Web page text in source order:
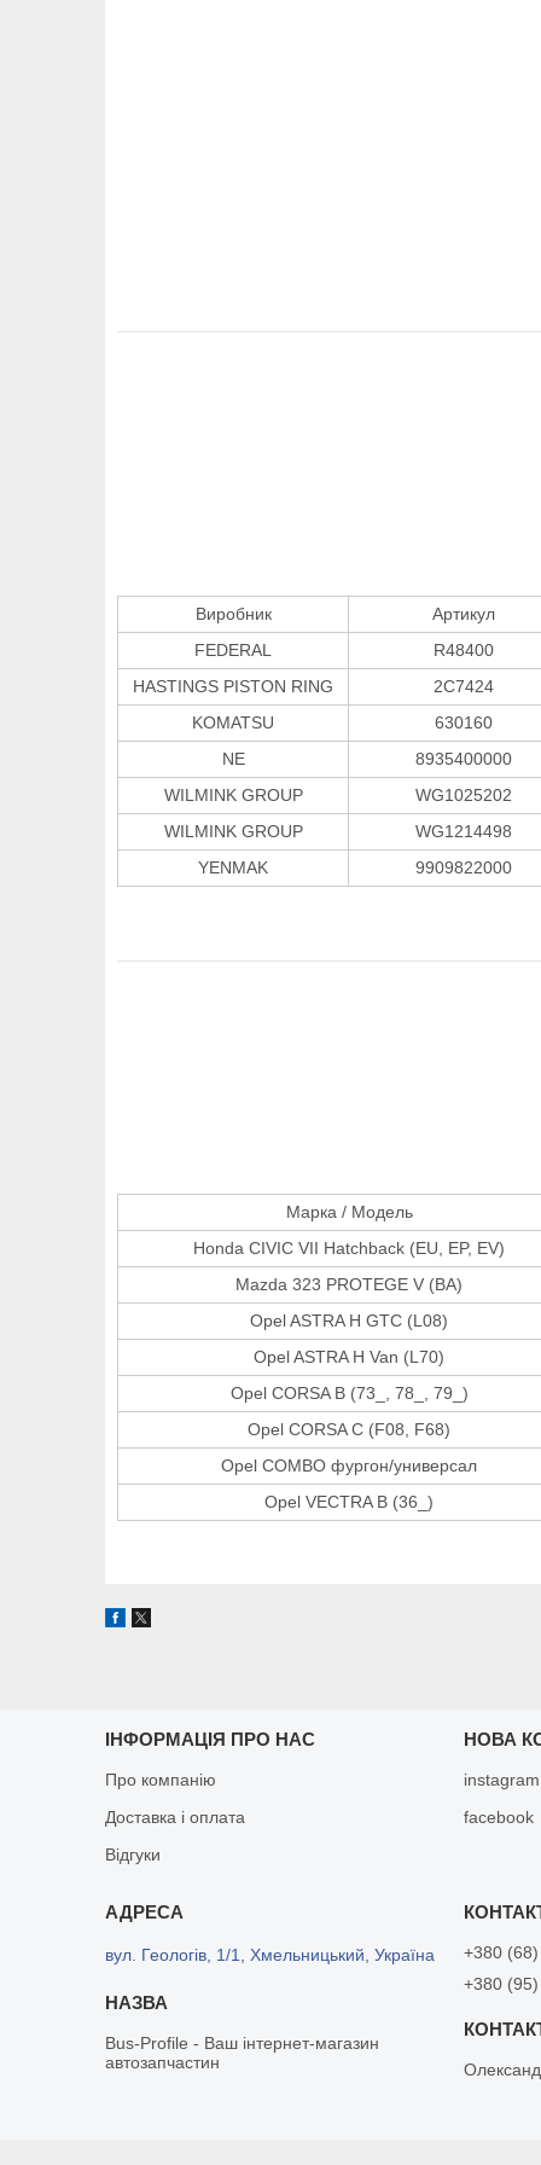
Виробник
Артикул
FEDERAL
R48400
HASTINGS PISTON RING
2C7424
KOMATSU
630160
NE
8935400000
WILMINK GROUP
WG1025202
WILMINK GROUP
WG1214498
YENMAK
9909822000
Марка / Модель
Honda CIVIC VII Hatchback (EU, EP, EV)
Mazda 323 PROTEGE V (BA)
Opel ASTRA H GTC (L08)
Opel ASTRA H Van (L70)
Opel CORSA B (73_, 78_, 79_)
Opel CORSA C (F08, F68)
Opel COMBO фургон/универсал
Opel VECTRA B (36_)
ІНФОРМАЦІЯ ПРО НАС
Про компанію
Доставка і оплата
Відгуки
НОВА
instagram
facebook
вул. Геологів, 1/1, Хмельницький, Україна
Bus-Profile - Ваш інтернет-магазин
автозапчастин
+380
+380